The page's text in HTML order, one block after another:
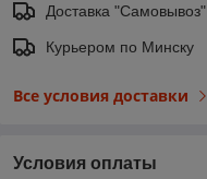
Доставка "Самовывоз"
Курьером по Минску
Все условия доставки
Условия оплаты